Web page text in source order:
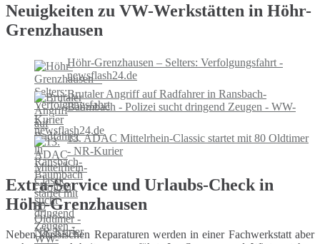
Neuigkeiten zu VW-Werkstätten in Höhr-
Grenzhausen
Höhr-Grenzhausen – Selters: Verfolgungsfahrt -
newsflash24.de
Brutaler Angriff auf Radfahrer in Ransbach-
Baumbach - Polizei sucht dringend Zeugen - WW-
Kurier
13. ADAC Mittelrhein-Classic startet mit 80 Oldtimer
- NR-Kurier
Extra-Service und Urlaubs-Check in
Höhr-Grenzhausen
Neben klassischen Reparaturen werden in einer Fachwerkstatt aber